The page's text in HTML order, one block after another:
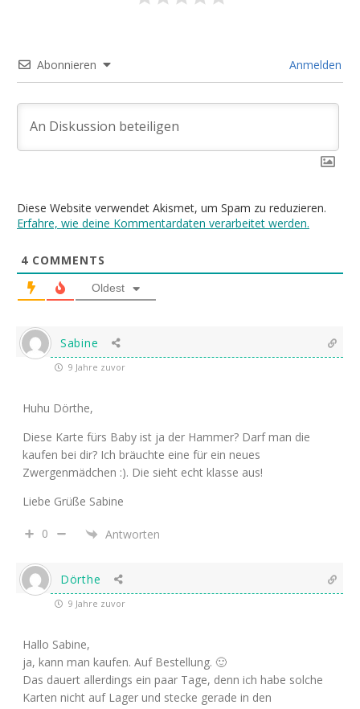
Abonnieren Anmelden
Diese Website verwendet Akismet, um Spam zu reduzieren.
Erfahre, wie deine Kommentardaten verarbeitet werden.
4 COMMENTS
Oldest
Sabine
9 Jahre zuvor
Huhu Dörthe,
Diese Karte fürs Baby ist ja der Hammer? Darf man die
kaufen bei dir? Ich bräuchte eine für ein neues
Zwergenmädchen :). Die sieht echt klasse aus!
Liebe Grüße Sabine
0 Antworten
Dörthe
9 Jahre zuvor
Hallo Sabine,
ja, kann man kaufen. Auf Bestellung. 🙂
Das dauert allerdings ein paar Tage, denn ich habe solche
Karten nicht auf Lager und stecke gerade in den